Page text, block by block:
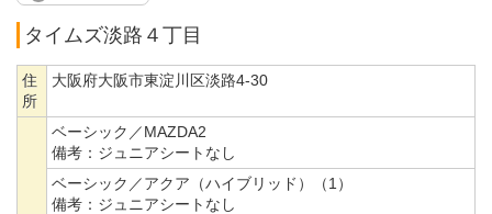
タイムズ淡路４丁目
住
所
大阪府大阪市東淀川区淡路4-30
ベーシック／MAZDA2
備考： ジュニアシートなし
ベーシック／アクア（ハイブリッド）（1）
備考： ジュニアシートなし